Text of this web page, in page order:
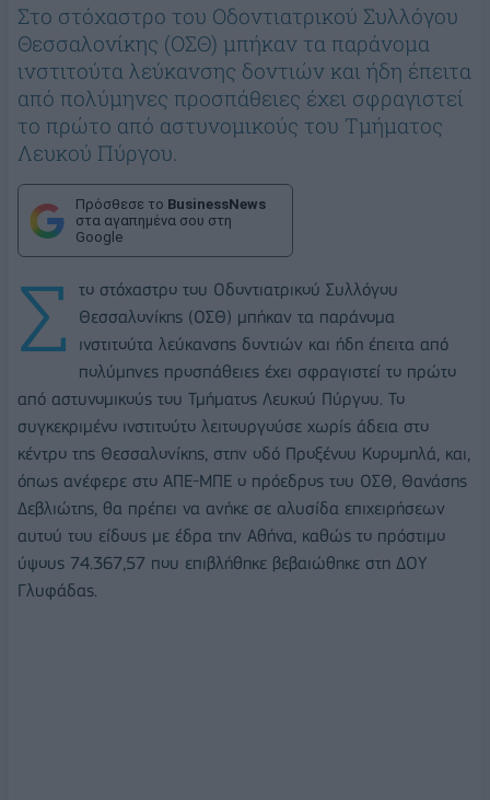
Στο στόχαστρο του Οδοντιατρικού Συλλόγου
Θεσσαλονίκης (ΟΣΘ) μπήκαν τα παράνομα
ινστιτούτα λεύκανσης δοντιών και ήδη έπειτα
από πολύμηνες προσπάθειες έχει σφραγιστεί
το πρώτο από αστυνομικούς του Τμήματος
Λευκού Πύργου.
Πρόσθεσε το BusinessNews
στα αγαπημένα σου στη
Google
Σ
το στόχαστρο του Οδοντιατρικού Συλλόγου
Θεσσαλονίκης (ΟΣΘ) μπήκαν τα παράνομα
ινστιτούτα λεύκανσης δοντιών και ήδη έπειτα από
πολύμηνες προσπάθειες έχει σφραγιστεί το πρώτο
από αστυνομικούς του Τμήματος Λευκού Πύργου. Το
συγκεκριμένο ινστιτούτο λειτουργούσε χωρίς άδεια στο
κέντρο της Θεσσαλονίκης, στην οδό Προξένου Κορομηλά, και,
όπως ανέφερε στο ΑΠΕ-ΜΠΕ ο πρόεδρος του ΟΣΘ, Θανάσης
Δεβλιώτης, θα πρέπει να ανήκε σε αλυσίδα επιχειρήσεων
αυτού του είδους με έδρα την Αθήνα, καθώς το πρόστιμο
ύψους 74.367,57 που επιβλήθηκε βεβαιώθηκε στη ΔΟΥ
Γλυφάδας.